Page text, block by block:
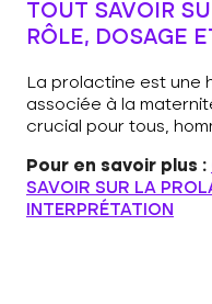
TOUT SAVOIR
RÔLE, DOSAGE
La prolactine est une
associée à la
crucial pour tous,
Pour en savoir plus :
SAVOIR SUR LA
INTERPRÉTATION